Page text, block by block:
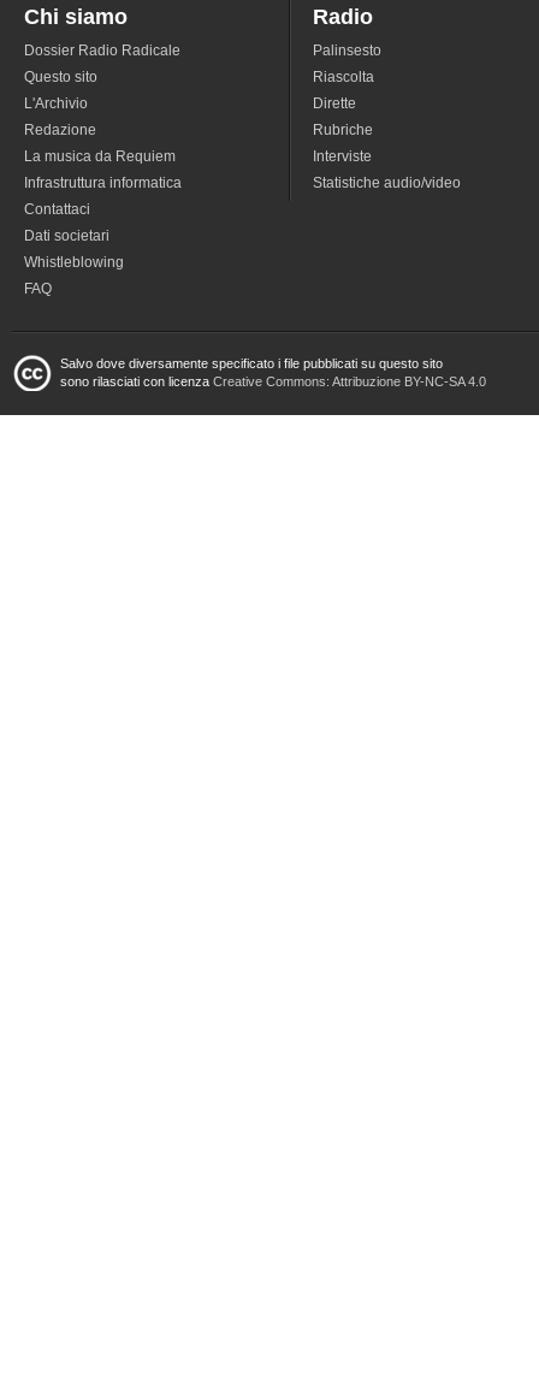
Chi siamo
Dossier Radio Radicale
Questo sito
L'Archivio
Redazione
La musica da Requiem
Infrastruttura informatica
Contattaci
Dati societari
Whistleblowing
FAQ
Radio
Palinsesto
Riascolta
Dirette
Rubriche
Interviste
Statistiche audio/video
Salvo dove diversamente specificato i file pubblicati su questo sito
sono rilasciati con licenza Creative Commons: Attribuzione BY-NC-SA 4.0